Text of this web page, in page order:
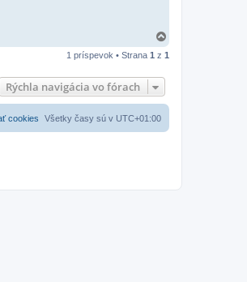
r
1 príspevok • Strana 1 z 1
Rýchla navigácia vo fórach
Všetky časy sú v UTC+01:00
cookies